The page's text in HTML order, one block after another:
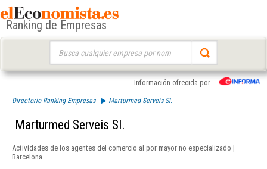
Ranking de Empresas
Información ofrecida por
Directorio Ranking Empresas Marturmed Serveis Sl.
Marturmed Serveis Sl.
Actividades de los agentes del comercio al por mayor no especializado |
Barcelona